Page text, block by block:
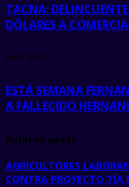
TACNA:
DÓLARES A
next post
ESTÁ SEMANA
A FALLECIDO
Related posts
AGRICULTORES
CONTRA PROYECTO TÍA